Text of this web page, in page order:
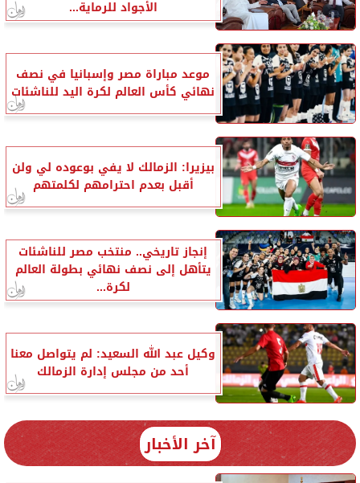
الأجواد للرماية...
موعد مباراة مصر وإسبانيا في نصف
نهائي كأس العالم لكرة اليد للناشئات
بيزيرا: الزمالك لا يفي بوعوده لي ولن
أقبل بعدم احترامهم لكلمتهم
إنجاز تاريخي.. منتخب مصر للناشئات
يتأهل إلى نصف نهائي بطولة العالم
لكرة...
وكيل عبد الله السعيد: لم يتواصل معنا
أحد من مجلس إدارة الزمالك
آخر الأخبار